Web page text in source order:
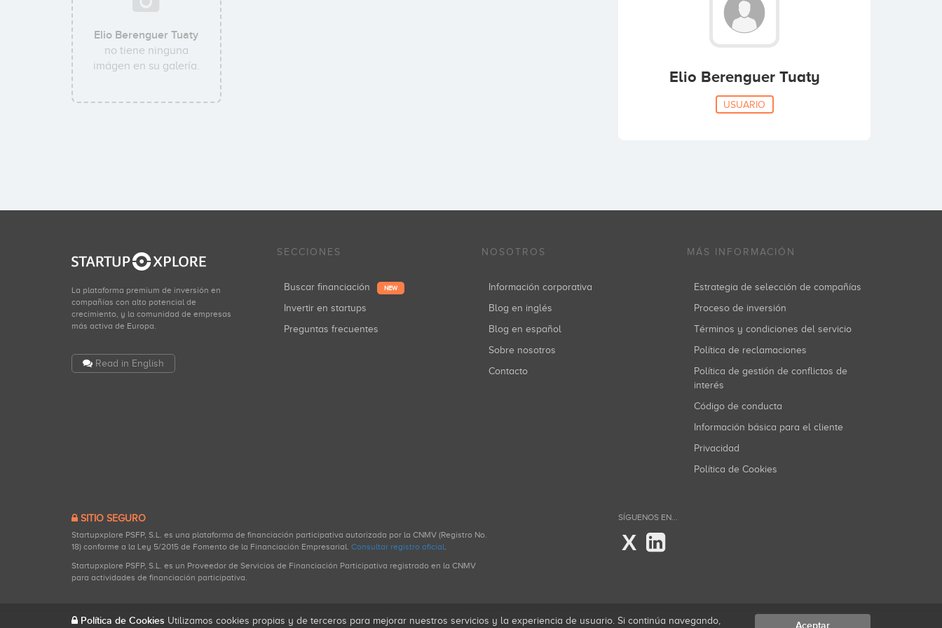
Elio Berenguer Tuaty
no tiene ninguna
imágen en su galería.
Elio Berenguer Tuaty
USUARIO
La plataforma premium de inversión en
compañías con alto potencial de
crecimiento, y la comunidad de empresas
más activa de Europa.
Read in English
SECCIONES
Buscar financiación NEW
Invertir en startups
Preguntas frecuentes
NOSOTROS
Información corporativa
Blog en inglés
Blog en español
Sobre nosotros
Contacto
MÁS INFORMACIÓN
Estrategia de selección de compañías
Proceso de inversión
Términos y condiciones del servicio
Política de reclamaciones
Política de gestión de conflictos de
interés
Código de conducta
Información básica para el cliente
Privacidad
Política de Cookies
SITIO SEGURO
Startupxplore PSFP, S.L. es una plataforma de financiación participativa autorizada por la CNMV (Registro No.
18) conforme a la Ley 5/2015 de Fomento de la Financiación Empresarial. Consultar registro oficial.
Startupxplore PSFP, S.L. es un Proveedor de Servicios de Financiación Participativa registrado en la CNMV
para actividades de financiación participativa.
SÍGUENOS EN...
X
Política de Cookies Utilizamos cookies propias y de terceros para mejorar nuestros servicios y la experiencia de usuario. Si continúa navegando, Aceptar